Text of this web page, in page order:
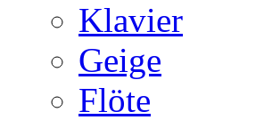
Klavier
Geige
Flöte